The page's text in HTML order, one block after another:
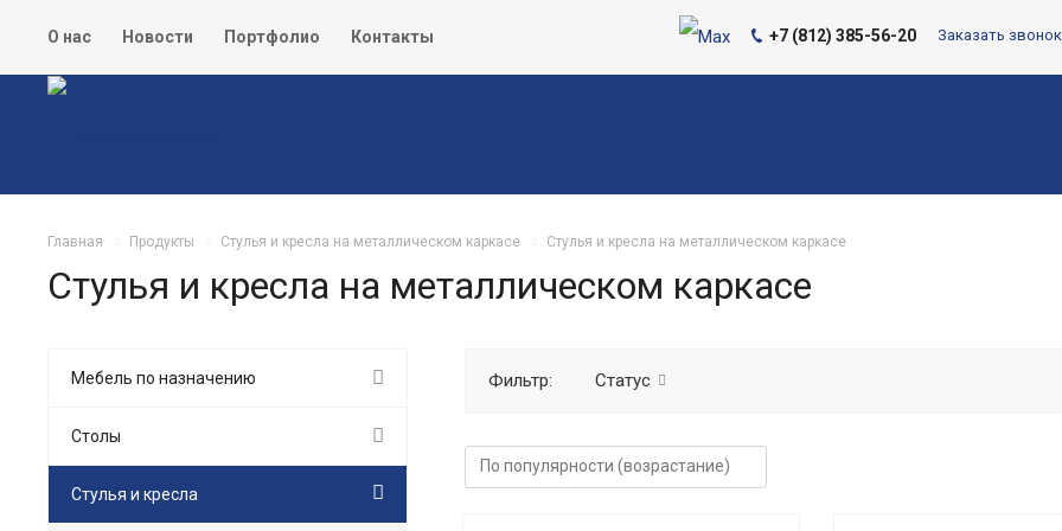
О нас Новости Портфолио Контакты +7 (812) 385-56-20 Заказать звонок
Главная Продукты Стулья и кресла на металлическом каркасе Стулья и кресла на металлическом каркасе
Стулья и кресла на металлическом каркасе
Фильтр: Статус
Мебель по назначению
Столы
Стулья и кресла